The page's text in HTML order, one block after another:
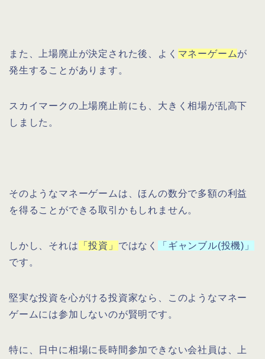
また、上場廃止が決定された後、よく マネーゲームが
発生することがあります。
スカイマークの上場廃止前にも、大きく相場が乱高下
しました。
そのようなマネーゲームは、ほんの数分で多額の利益
を得ることができる取引かもしれません。
しかし、それは 「投資」 ではなく
「ギャンブル(投機)」
です。
堅実な投資を心がける投資家なら、このようなマネー
ゲームには参加しないのが賢明です。
特に、日中に相場に長時間参加できない会社員は、上